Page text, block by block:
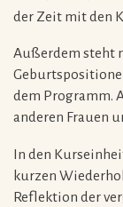
der Zeit mit den
Außerdem steht
dem Programm.
anderen Frauen
In den
kurzen
Reflektion der